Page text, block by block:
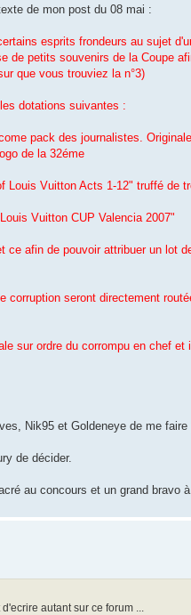
de mon post du 08 mai :
esprits frondeurs au sujet
de petits souvenirs de la Coupe
que vous trouviez la n°3)
dotations suivantes :
pack des journalistes.
de la 32éme
Vuitton Acts 1-12" truffé de
Vuitton CUP Valencia 2007"
afin de pouvoir attribuer un lot
corruption seront directement
sur ordre du corrompu en chef
Nik95 et Goldeneye de me
de décider.
au concours et un grand bravo
autant sur ce forum ...